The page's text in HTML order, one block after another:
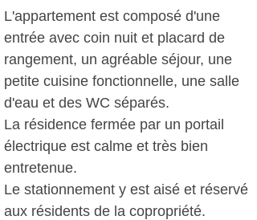
L'appartement est composé d'une
entrée avec coin nuit et placard de
rangement, un agréable séjour, une
petite cuisine fonctionnelle, une salle
d'eau et des WC séparés.
La résidence fermée par un portail
électrique est calme et très bien
entretenue.
Le stationnement y est aisé et réservé
aux résidents de la copropriété.